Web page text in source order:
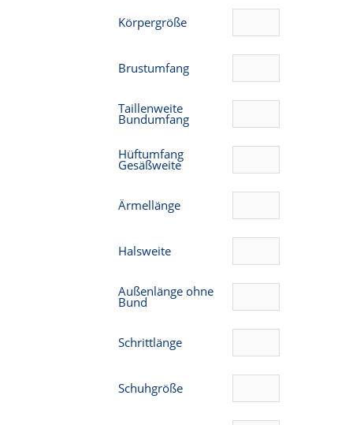
Körpergröße
Brustumfang
Taillenweite
Bundumfang
Hüftumfang
Gesäßweite
Ärmellänge
Halsweite
Außenlänge ohne
Bund
Schrittlänge
Schuhgröße